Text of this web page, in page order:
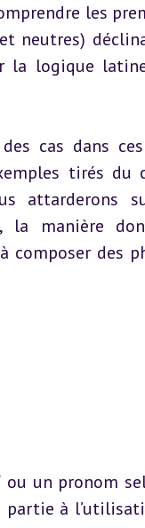
les
neutres)
la logique
cas dans
tirés du
attarderons
la manière
composer des
ou un pronom
partie à